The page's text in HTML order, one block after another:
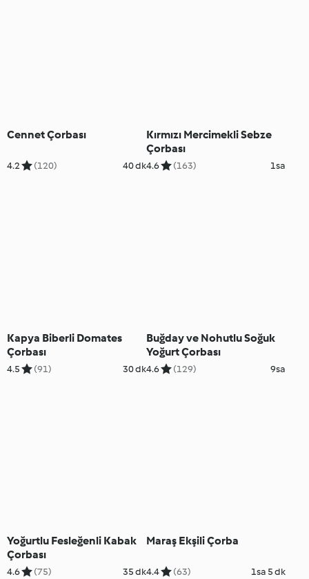
Cennet Çorbası
4.2 (120) 40 dk
Kırmızı Mercimekli Sebze
Çorbası
4.6 (163) 1sa
Kapya Biberli Domates
Çorbası
4.5 (91) 30 dk
Buğday ve Nohutlu Soğuk
Yoğurt Çorbası
4.6 (129) 9sa
Yoğurtlu Fesleğenli Kabak
Çorbası
4.6 (75) 35 dk
Maraş Ekşili Çorba
4.4 (63) 1sa 5 dk